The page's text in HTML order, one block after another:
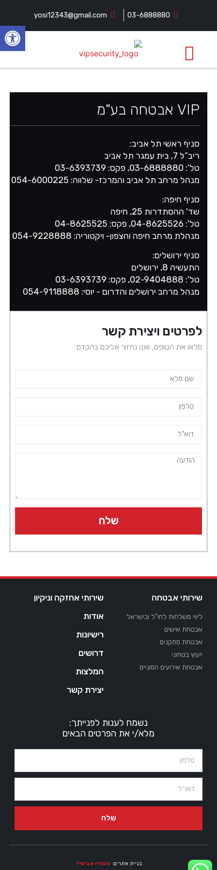
03-6888880
yosi12343@gmail.com
VIP אבטחה בע"מ
סניף ראשי תל אביב:
ריב”ל 7, בית עמגר תל אביב
טל': 03-6888880, פקס: 03-6393739
מנהל מרחב תל אביב והמרכז- שלווה: 054-6000225
סניף חיפה:
שד' ההסתדרות 25, חיפה
טל': 04-8625526, פקס: 04-8625525
מנהלת מרחב חיפה והצפון- ויקטוריה: 054-9228888
סניף ירושלים:
התעשיה 8, ירושלים
טל': 02-9404888, פקס: 03-6393739
מנהל מרחב ירושלים והדרום - יוסי: 054-9118888
לפרטים ויצירת קשר
מלאו את הטופס, ואנו נחזור אליכם בהקדם
שלח
שירותי אבטחה
ליווי משלחות לחו"ל ובישראל
אבטחת אישים
אבטחת מתקנים
ייעוץ בטחוני
אבטחת אירועים המוניים
שירותי אחזקה וניקיון
אודות
רישיונות
דרושים
המלצות
יצירת קשר
נשמח לענות לפנייתך:
מלא/י את הפרטים הבאים
שלח
בניית אתרים: סטודיו אבישיד